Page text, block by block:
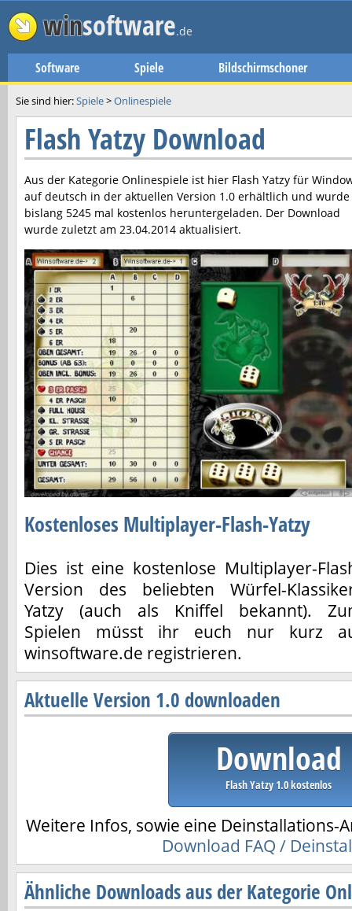
winsoftware.de
Software Spiele Bildschirmschoner
Sie sind hier:Spiele>Onlinespiele
Flash Yatzy Download
Aus der Kategorie Onlinespiele ist hier Flash Yatzy für
auf deutsch in der aktuellen Version 1.0 erhältlich und wurde
bislang 5245 mal kostenlos heruntergeladen. Der Download
wurde zuletzt am 23.04.2014 aktualisiert.
Kostenloses Multiplayer-Flash-Yatzy
Dies ist eine kostenlose Multiplayer-
Version des beliebten Würfel-
Yatzy (auch als Kniffel bekannt).
Spielen müsst ihr euch nur kurz
winsoftware.de registrieren.
Aktuelle Version 1.0 downloaden
Download
Flash Yatzy 1.0 kostenlos
Weitere Infos, sowie eine Deinstallations-
Download FAQ /
Ähnliche Downloads aus der Kategorie